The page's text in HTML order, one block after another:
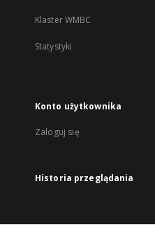
Klaster WMBC
Statystyki
Konto użytkownika
Zaloguj się
Historia przeglądania